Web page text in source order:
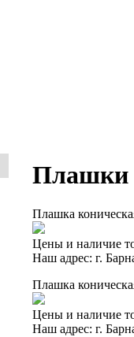
Плашки
Плашка
Цены и наличие
Наш адрес: г.
Плашка
Цены и наличие
Наш адрес: г.